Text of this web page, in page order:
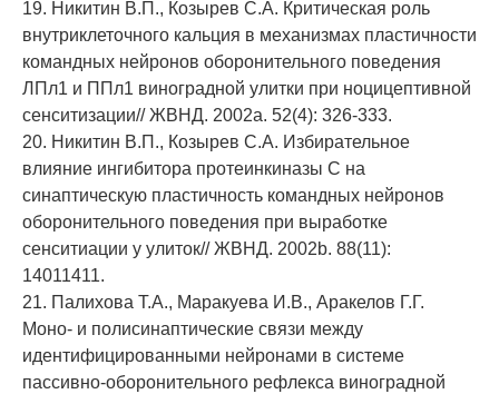
19. Никитин В.П., Козырев С.А. Критическая роль
внутриклеточного кальция в механизмах пластичности
командных нейронов оборонительного поведения
ЛПл1 и ППл1 виноградной улитки при ноцицептивной
сенситизации// ЖВНД. 2002а. 52(4): 326-333.
20. Никитин В.П., Козырев С.А. Избирательное
влияние ингибитора протеинкиназы С на
синаптическую пластичность командных нейронов
оборонительного поведения при выработке
сенситиации у улиток// ЖВНД. 2002b. 88(11):
14011411.
21. Палихова Т.А., Маракуева И.В., Аракелов Г.Г.
Моно- и полисинаптические связи между
идентифицированными нейронами в системе
пассивно-оборонительного рефлекса виноградной